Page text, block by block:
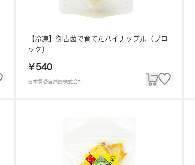
【冷凍】御古菌で育てたパイナップル（ブロ
ック）
￥540
日本豊受自然農株式会社